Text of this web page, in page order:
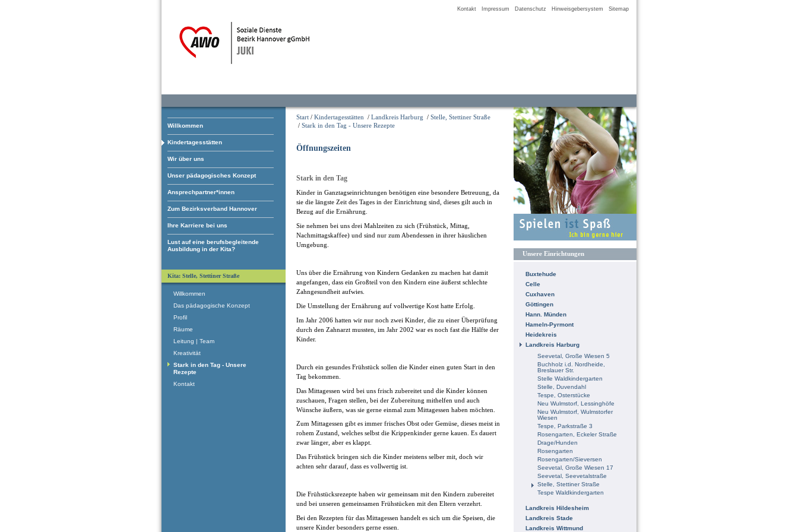
Kontakt Impressum Datenschutz Hinweisgebersystem Sitemap
Willkommen
Kindertagesstätten
Wir über uns
Unser pädagogisches Konzept
Ansprechpartner*innen
Zum Bezirksverband Hannover
Ihre Karriere bei uns
Lust auf eine berufsbegleitende
Ausbildung in der Kita?
Start / Kindertagesstätten / Landkreis Harburg / Stelle, Stettiner Straße
/ Stark in den Tag - Unsere Rezepte
Öffnungszeiten
Stark in den Tag
Kinder in Ganztagseinrichtungen benötigen eine besondere Betreuung, da
sie die längste Zeit des Tages in der Einrichtung sind, dieses gilt auch in
Bezug auf die Ernährung.
Sie nehmen bei uns drei Mahlzeiten zu sich (Frühstück, Mittag,
Nachmittagskaffee) und sind nur zum Abendessen in ihrer häuslichen
Umgebung.
Uns über die Ernährung von Kindern Gedanken zu machen hat damit
angefangen, dass ein Großteil von den Kindern eine äußerst schlechte
Zahngesundheit aufwies.
Die Umstellung der Ernährung auf vollwertige Kost hatte Erfolg.
Im Jahr 2006 hatten wir nur noch zwei Kinder, die zu einer Überprüfung
durch den Zahnarzt mussten, im Jahr 2002 war es noch fast die Hälfte der
Kinder.
Durch ein gesundes Frühstück sollen die Kinder einen guten Start in den
Tag bekommen.
Das Mittagessen wird bei uns frisch zubereitet und die Kinder können
zuschauen, Fragen stellen, bei der Zubereitung mithelfen und auch
Wünsche äußern, was sie gerne einmal zum Mittagessen haben möchten.
Zum Mittagessen gibt es immer frisches Obst oder Gemüse, dieses meist in
rohem Zustand, welches selbst die Krippenkinder gerne kauen. Es dauert
zwar länger, aber es klappt.
Das Frühstück bringen sich die Kinder meistens selber mit, doch wir
achten sehr darauf, dass es vollwertig ist.
Die Frühstücksrezepte haben wir gemeinsam mit den Kindern zubereitet
und bei unseren gemeinsamen Frühstücken mit den Eltern verzehrt.
Bei den Rezepten für das Mittagessen handelt es sich um die Speisen, die
unsere Kinder besonders gerne essen.
Unsere Einrichtungen
Buxtehude
Celle
Cuxhaven
Göttingen
Hann. Münden
Hameln-Pyrmont
Heidekreis
Landkreis Harburg
Seevetal, Große Wiesen 5
Buchholz i.d. Nordheide,
Breslauer Str.
Stelle Waldkindergarten
Stelle, Duvendahl
Tespe, Osterstücke
Neu Wulmstorf, Lessinghöfe
Neu Wulmstorf, Wulmstorfer
Wiesen
Tespe, Parkstraße 3
Rosengarten, Eckeler Straße
Drage/Hunden
Rosengarten
Rosengarten/Sieversen
Seevetal, Große Wiesen 17
Seevetal, Seevetalstraße
Stelle, Stettiner Straße
Tespe Waldkindergarten
Landkreis Hildesheim
Landkreis Stade
Landkreis Wittmund
Kita: Stelle, Stettiner Straße
Willkommen
Das pädagogische Konzept
Profil
Räume
Leitung | Team
Kreativität
Stark in den Tag - Unsere
Rezepte
Kontakt